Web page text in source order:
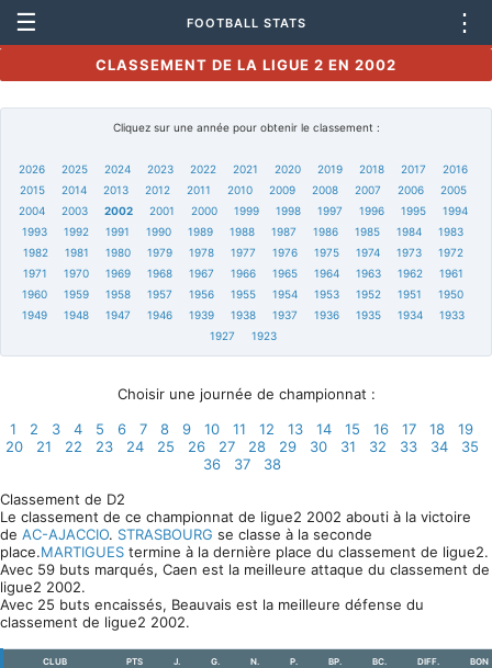
☰ FOOTBALL STATS ⋮
CLASSEMENT DE LA LIGUE 2 EN 2002
Cliquez sur une année pour obtenir le classement :
2026 2025 2024 2023 2022 2021 2020 2019 2018 2017
2016
2015
2014 2013 2012 2011 2010 2009 2008 2007 2006
2005
2004
2003 2002 2001 2000 1999 1998 1997 1996 1995
1994
1993
1992 1991 1990 1989 1988 1987 1986 1985 1984
1983
1982
1981 1980 1979 1978 1977 1976 1975 1974 1973
1972
1971
1970 1969 1968 1967 1966 1965 1964 1963 1962
1961
1960
1959 1958 1957 1956 1955 1954 1953 1952 1951
1950
1949
1948 1947 1946 1939 1938 1937 1936 1935 1934
1933
1927
1923
Choisir une journée de championnat :
1
2 3 4 5 6 7 8 9 10 11 12 13 14 15 16 17 18
19
20
21 22 23 24 25 26 27 28 29 30 31 32 33 34
35
36
37
38
Classement de D2
Le classement de ce championnat de ligue2 2002 abouti à la victoire
de AC-AJACCIO. STRASBOURG se classe à la seconde
place.MARTIGUES termine à la dernière place du classement de ligue2.
Avec 59 buts marqués, Caen est la meilleure attaque du classement de
ligue2 2002.
Avec 25 buts encaissés, Beauvais est la meilleure défense du
classement de ligue2 2002.
CLUB PTS J. G. N. P. BP. BC. DIFF. BON